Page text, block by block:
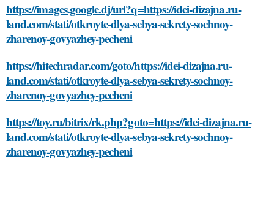
https://images.google.dj/url?q=https://idei-dizajna.ru-
land.com/stati/otkroyte-dlya-sebya-sekrety-sochnoy-
zharenoy-govyazhey-pecheni
https://hitechradar.com/goto/https://idei-dizajna.ru-
land.com/stati/otkroyte-dlya-sebya-sekrety-sochnoy-
zharenoy-govyazhey-pecheni
https://toy.ru/bitrix/rk.php?goto=https://idei-dizajna.ru-
land.com/stati/otkroyte-dlya-sebya-sekrety-sochnoy-
zharenoy-govyazhey-pecheni